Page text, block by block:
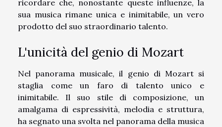
ricordare che, nonostante queste influenze, la
sua musica rimane unica e inimitabile, un vero
prodotto del suo straordinario talento.
L'unicità del genio di Mozart
Nel panorama musicale, il genio di Mozart si
staglia come un faro di talento unico e
inimitabile. Il suo stile di composizione, un
amalgama di espressività, melodia e struttura,
ha segnato una svolta nel panorama della musica